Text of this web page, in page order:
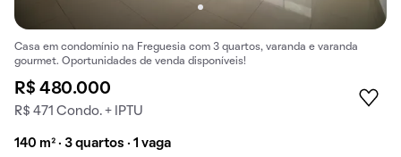
Casa em condomínio na Freguesia com 3 quartos, varanda e varanda
gourmet. Oportunidades de venda disponíveis!
R$ 480.000
R$ 471 Condo. + IPTU
140 m² · 3 quartos · 1 vaga